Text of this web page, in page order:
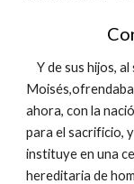
Y de sus hijos,
ahora, con la
para el sacrificio,
instituye en una
hereditaria de